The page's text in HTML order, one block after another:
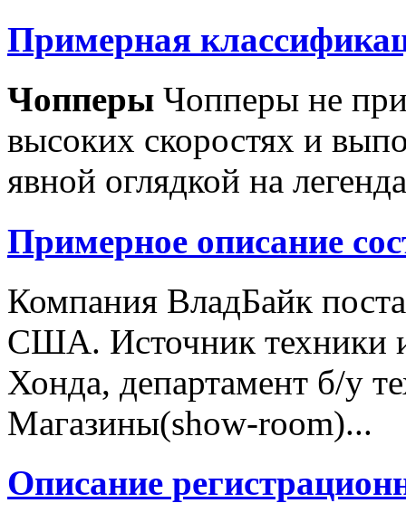
Примерная
Чопперы Чопперы не
высоких скоростях и
явной оглядкой на
Примерное описание
Компания ВладБайк
США. Источник техники
Хонда, департамент б/у
Магазины(show-room)...
Описание